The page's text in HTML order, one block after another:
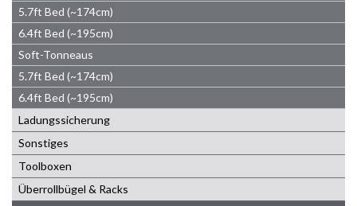
5.7ft Bed (~174cm)
6.4ft Bed (~195cm)
Soft-Tonneaus
5.7ft Bed (~174cm)
6.4ft Bed (~195cm)
Ladungssicherung
Sonstiges
Toolboxen
Überrollbügel & Racks